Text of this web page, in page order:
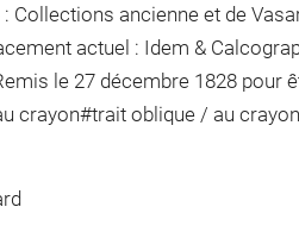
Collections ancienne et de
actuel : Idem &
le 27 décembre 1828 pour
crayon#trait oblique / au